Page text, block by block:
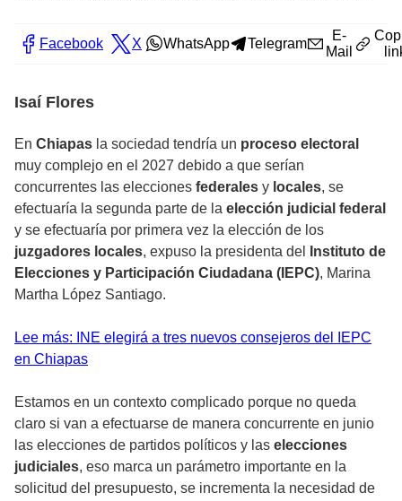
Facebook X WhatsApp Telegram
E-
Mail
Isaí Flores
En Chiapas la sociedad tendría un proceso electoral
muy complejo en el 2027 debido a que serían
concurrentes las elecciones federales y locales, se
efectuaría la segunda parte de la elección judicial federal
y se efectuaría por primera vez la elección de los
juzgadores locales, expuso la presidenta del
Instituto de
Elecciones y Participación Ciudadana (IEPC), Marina
Martha López Santiago.
Lee más: INE elegirá a tres nuevos consejeros del IEPC
en Chiapas
Estamos en un contexto complicado porque no queda
claro si van a efectuarse de manera concurrente en junio
las elecciones de partidos políticos y las elecciones
judiciales, eso marca un parámetro importante en la
solicitud del presupuesto, se incrementa la necesidad de